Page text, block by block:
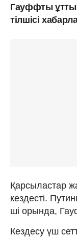
Гауффты
тілшісі
Қарсыластар
кездесті.
ші орында,
Кездесу үш